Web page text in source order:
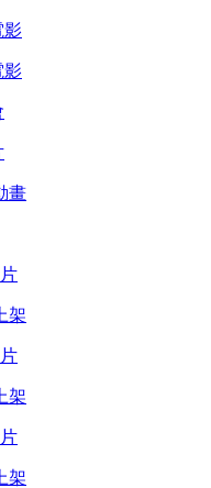
影
影
畫
架
架
架